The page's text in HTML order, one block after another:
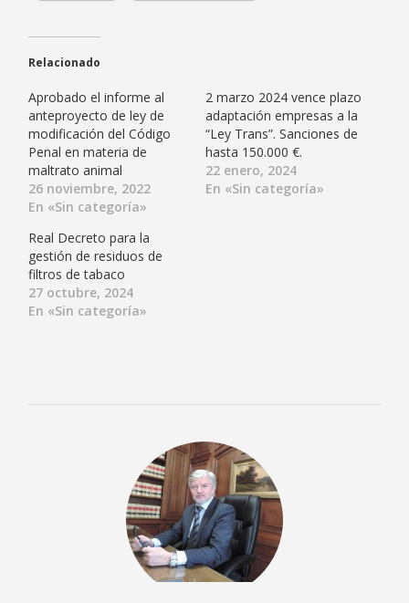
Relacionado
Aprobado el informe al
anteproyecto de ley de
modificación del Código
Penal en materia de
maltrato animal
26 noviembre, 2022
En «Sin categoría»
2 marzo 2024 vence plazo
adaptación empresas a la
“Ley Trans”. Sanciones de
hasta 150.000 €.
22 enero, 2024
En «Sin categoría»
Real Decreto para la
gestión de residuos de
filtros de tabaco
27 octubre, 2024
En «Sin categoría»